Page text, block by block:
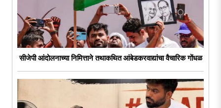
सीजेपी आंदोलनाच्या निमित्ताने तथाकथित आंबेडकरवाद्यांचा वैचारिक गोंधळ